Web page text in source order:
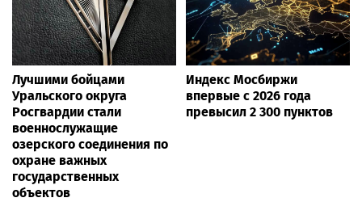
Лучшими бойцами
Уральского округа
Росгвардии стали
военнослужащие
озерского соединения по
охране важных
государственных
объектов
Индекс Мосбиржи
впервые с 2026 года
превысил 2 300 пунктов